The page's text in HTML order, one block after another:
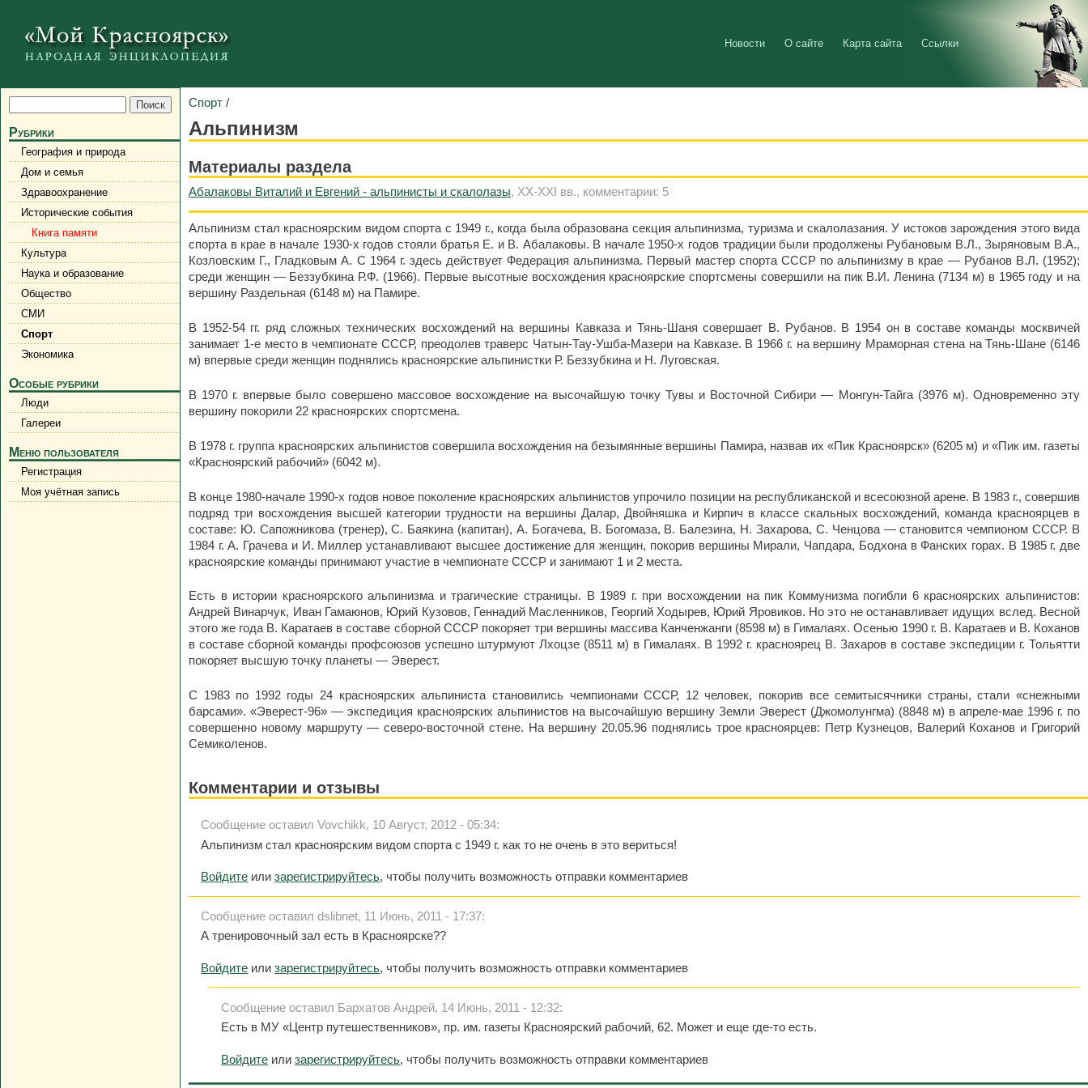
Новости О сайте Карта сайта Ссылки
Рубрики
География и природа
Дом и семья
Здравоохранение
Исторические события
Книга памяти
Культура
Наука и образование
Общество
СМИ
Спорт
Экономика
Особые рубрики
Люди
Галереи
Меню пользователя
Регистрация
Моя учётная запись
Спорт /
Альпинизм
Материалы раздела
Абалаковы Виталий и Евгений - альпинисты и скалолазы, XX-XXI вв., комментарии: 5
Альпинизм стал красноярским видом спорта с 1949 г., когда была образована секция альпинизма, туризма и скалолазания. У истоков зарождения этого вида
спорта в крае в начале 1930-х годов стояли братья Е. и В. Абалаковы. В начале 1950-х годов традиции были продолжены Рубановым В.Л., Зыряновым В.А.,
Козловским Г., Гладковым А. С 1964 г. здесь действует Федерация альпинизма. Первый мастер спорта СССР по альпинизму в крае — Рубанов В.Л. (1952);
среди женщин — Беззубкина Р.Ф. (1966). Первые высотные восхождения красноярские спортсмены совершили на пик В.И. Ленина (7134 м) в 1965 году и на
вершину Раздельная (6148 м) на Памире.
В 1952-54 гг. ряд сложных технических восхождений на вершины Кавказа и Тянь-Шаня совершает В. Рубанов. В 1954 он в составе команды москвичей
занимает 1-е место в чемпионате СССР, преодолев траверс Чатын-Тау-Ушба-Мазери на Кавказе. В 1966 г. на вершину Мраморная стена на Тянь-Шане (6146
м) впервые среди женщин поднялись красноярские альпинистки Р. Беззубкина и Н. Луговская.
В 1970 г. впервые было совершено массовое восхождение на высочайшую точку Тувы и Восточной Сибири — Монгун-Тайга (3976 м). Одновременно эту
вершину покорили 22 красноярских спортсмена.
В 1978 г. группа красноярских альпинистов совершила восхождения на безымянные вершины Памира, назвав их «Пик Красноярск» (6205 м) и «Пик им. газеты
«Красноярский рабочий» (6042 м).
В конце 1980-начале 1990-х годов новое поколение красноярских альпинистов упрочило позиции на республиканской и всесоюзной арене. В 1983 г., совершив
подряд три восхождения высшей категории трудности на вершины Далар, Двойняшка и Кирпич в классе скальных восхождений, команда красноярцев в
составе: Ю. Сапожникова (тренер), С. Баякина (капитан), А. Богачева, В. Богомаза, В. Балезина, Н. Захарова, С. Ченцова — становится чемпионом СССР. В
1984 г. А. Грачева и И. Миллер устанавливают высшее достижение для женщин, покорив вершины Мирали, Чапдара, Бодхона в Фанских горах. В 1985 г. две
красноярские команды принимают участие в чемпионате СССР и занимают 1 и 2 места.
Есть в истории красноярского альпинизма и трагические страницы. В 1989 г. при восхождении на пик Коммунизма погибли 6 красноярских альпинистов:
Андрей Винарчук, Иван Гамаюнов, Юрий Кузовов, Геннадий Масленников, Георгий Ходырев, Юрий Яровиков. Но это не останавливает идущих вслед. Весной
этого же года В. Каратаев в составе сборной СССР покоряет три вершины массива Канченжанги (8598 м) в Гималаях. Осенью 1990 г. В. Каратаев и В. Коханов
в составе сборной команды профсоюзов успешно штурмуют Лхоцзе (8511 м) в Гималаях. В 1992 г. красноярец В. Захаров в составе экспедиции г. Тольятти
покоряет высшую точку планеты — Эверест.
С 1983 по 1992 годы 24 красноярских альпиниста становились чемпионами СССР, 12 человек, покорив все семитысячники страны, стали «снежными
барсами». «Эверест-96» — экспедиция красноярских альпинистов на высочайшую вершину Земли Эверест (Джомолунгма) (8848 м) в апреле-мае 1996 г. по
совершенно новому маршруту — северо-восточной стене. На вершину 20.05.96 поднялись трое красноярцев: Петр Кузнецов, Валерий Коханов и Григорий
Семиколенов.
Комментарии и отзывы
Сообщение оставил Vovchikk, 10 Август, 2012 - 05:34:
Альпинизм стал красноярским видом спорта с 1949 г. как то не очень в это вериться!
Войдите илизарегистрируйтесь, чтобы получить возможность отправки комментариев
Сообщение оставил dslibnet, 11 Июнь, 2011 - 17:37:
А тренировочный зал есть в Красноярске??
Войдите илизарегистрируйтесь, чтобы получить возможность отправки комментариев
Сообщение оставил Бархатов Андрей, 14 Июнь, 2011 - 12:32:
Есть в МУ «Центр путешественников», пр. им. газеты Красноярский рабочий, 62. Может и еще где-то есть.
Войдите илизарегистрируйтесь, чтобы получить возможность отправки комментариев